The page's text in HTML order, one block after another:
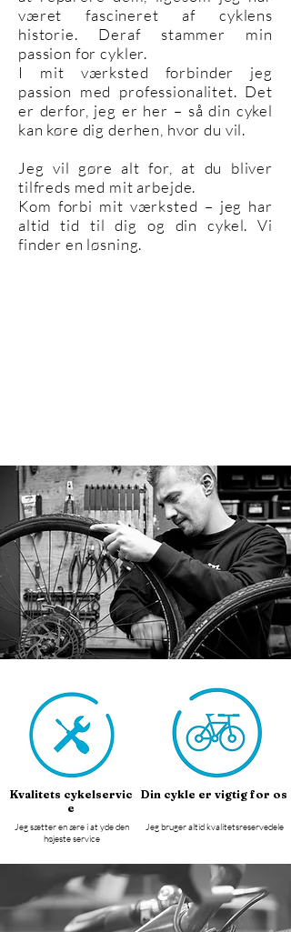
været fascineret af cyklens
historie. Deraf stammer min
passion for cykler.
I mit værksted forbinder jeg
passion med professionalitet. Det
er derfor, jeg er her – så din cykel
kan køre dig derhen, hvor du vil.
Jeg vil gøre alt for, at du bliver
tilfreds med mit arbejde.
Kom forbi mit værksted – jeg har
altid tid til dig og din cykel. Vi
finder en løsning.
Kvalitets cykelservic
e
Jeg sætter en ære i at yde den
højeste service
Din cykle er vigtigfor os
Jeg bruger altid kvalitetsreservedele